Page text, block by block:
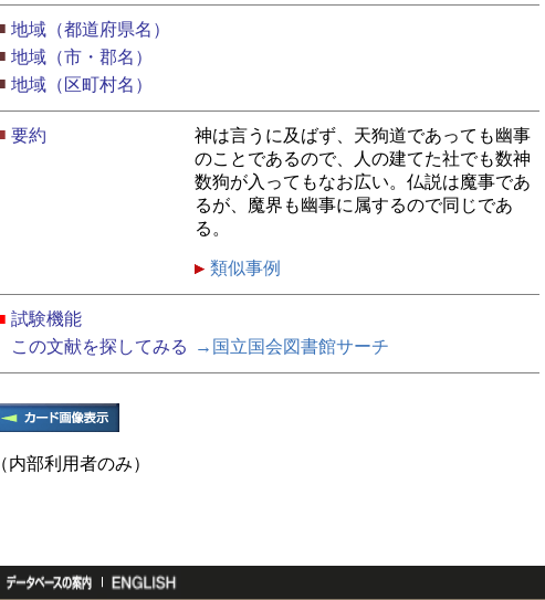
地域（都道府県名）
地域（市・郡名）
地域（区町村名）
要約
神は言うに及ばず、天狗道であっても幽事
のことであるので、人の建てた社でも数神
数狗が入ってもなお広い。仏説は魔事であ
るが、魔界も幽事に属するので同じであ
る。
類似事例
試験機能
この文献を探してみる
→国立国会図書館サーチ
（内部利用者のみ）